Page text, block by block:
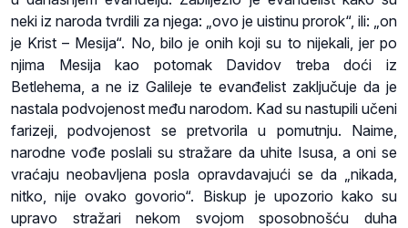
neki iz naroda tvrdili za njega: „ovo je uistinu prorok“, ili: „on
je Krist – Mesija“. No, bilo je onih koji su to nijekali, jer po
njima Mesija kao potomak Davidov treba doći iz
Betlehema, a ne iz Galileje te evanđelist zaključuje da je
nastala podvojenost među narodom. Kad su nastupili učeni
farizeji, podvojenost se pretvorila u pomutnju. Naime,
narodne vođe poslali su stražare da uhite Isusa, a oni se
vraćaju neobavljena posla opravdavajući se da „nikada,
nitko, nije ovako govorio“. Biskup je upozorio kako su
upravo stražari nekom svojom sposobnošću duha